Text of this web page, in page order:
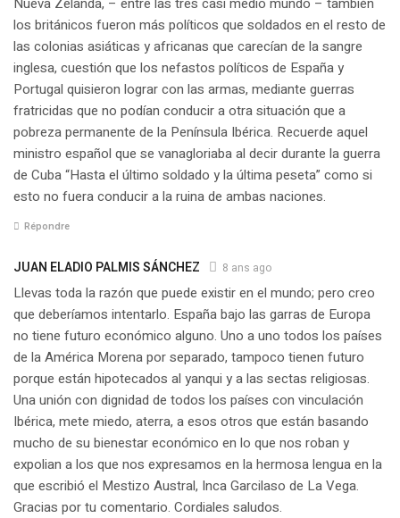
los británicos fueron más políticos que soldados en el resto de
las colonias asiáticas y africanas que carecían de la sangre
inglesa, cuestión que los nefastos políticos de España y
Portugal quisieron lograr con las armas, mediante guerras
fratricidas que no podían conducir a otra situación que a
pobreza permanente de la Península Ibérica. Recuerde aquel
ministro español que se vanagloriaba al decir durante la guerra
de Cuba “Hasta el último soldado y la última peseta” como si
esto no fuera conducir a la ruina de ambas naciones.
Répondre
JUAN ELADIO PALMIS SÁNCHEZ 8 ans ago
Llevas toda la razón que puede existir en el mundo; pero creo
que deberíamos intentarlo. España bajo las garras de Europa
no tiene futuro económico alguno. Uno a uno todos los países
de la América Morena por separado, tampoco tienen futuro
porque están hipotecados al yanqui y a las sectas religiosas.
Una unión con dignidad de todos los países con vinculación
Ibérica, mete miedo, aterra, a esos otros que están basando
mucho de su bienestar económico en lo que nos roban y
expolian a los que nos expresamos en la hermosa lengua en la
que escribió el Mestizo Austral, Inca Garcilaso de La Vega.
Gracias por tu comentario. Cordiales saludos.